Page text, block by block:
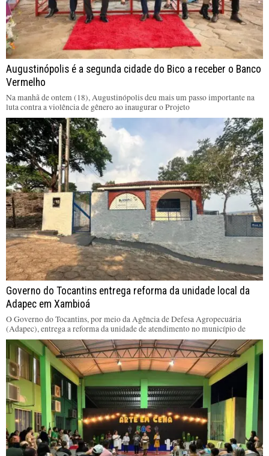
Augustinópolis é a segunda cidade do Bico a receber o Banco
Vermelho
Na manhã de ontem (18), Augustinópolis deu mais um passo importante na
luta contra a violência de gênero ao inaugurar o Projeto
Governo do Tocantins entrega reforma da unidade local da
Adapec em Xambioá
O Governo do Tocantins, por meio da Agência de Defesa Agropecuária
(Adapec), entrega a reforma da unidade de atendimento no município de